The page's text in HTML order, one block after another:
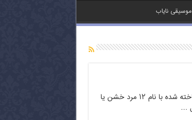
موسیقی نایاب
۱۲ مرد خشمگین، همینطور اشتباهاً شناخته شده با نام ۱۲ مرد خشن یا